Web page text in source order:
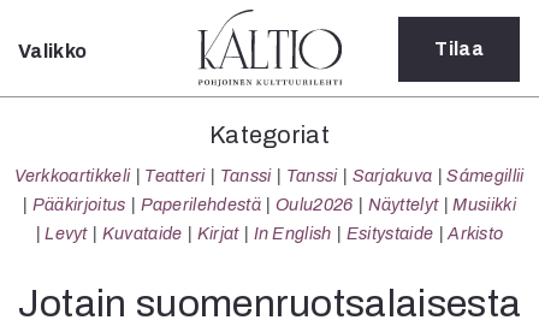
Sulje
Kategoriat
Verkkoartikkeli
Teatteri
Tanssi
Valikko Tilaa
Kategoriat
Verkkoartikkeli Teatteri Tanssi Tanssi Sarjakuva
Sámegillii
Pääkirjoitus
Paperilehdestä Oulu2026 Näyttelyt
Musiikki
Levyt
Kuvataide Kirjat In English Esitystaide Arkisto
Jotain suomenruotsalaisesta